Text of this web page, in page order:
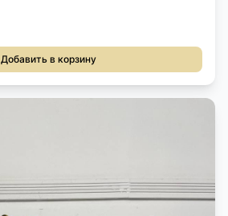
Добавить в корзину